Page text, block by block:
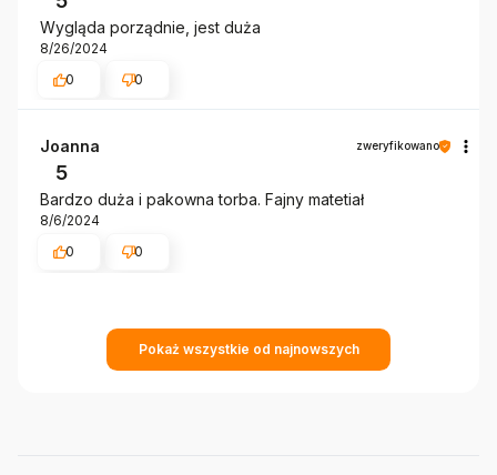
Wygląda porządnie, jest duża
8/26/2024
0
0
Joanna zweryfikowano
5
Bardzo duża i pakowna torba. Fajny matetiał
8/6/2024
0
0
Pokaż wszystkie od najnowszych